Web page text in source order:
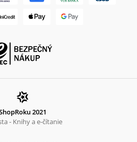
2021
- Knihy a e-čítanie